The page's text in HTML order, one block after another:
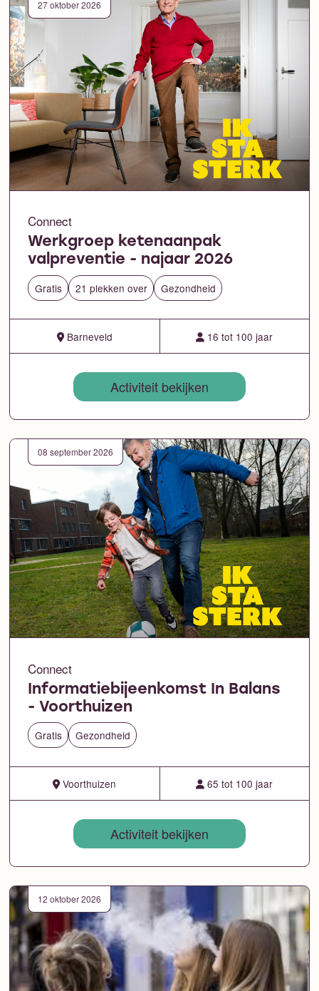
27 oktober 2026
Connect
Werkgroep ketenaanpak
valpreventie - najaar 2026
Gratis 21 plekken over Gezondheid
Barneveld 16 tot 100 jaar
Activiteit bekijken
08 september 2026
Connect
Informatiebijeenkomst In Balans
- Voorthuizen
Gratis Gezondheid
Voorthuizen 65 tot 100 jaar
Activiteit bekijken
12 oktober 2026